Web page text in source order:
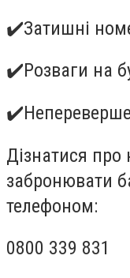
✔️Затишні
✔️Розваги на
Дізнатися про
забронювати
телефоном:
0800 339 831